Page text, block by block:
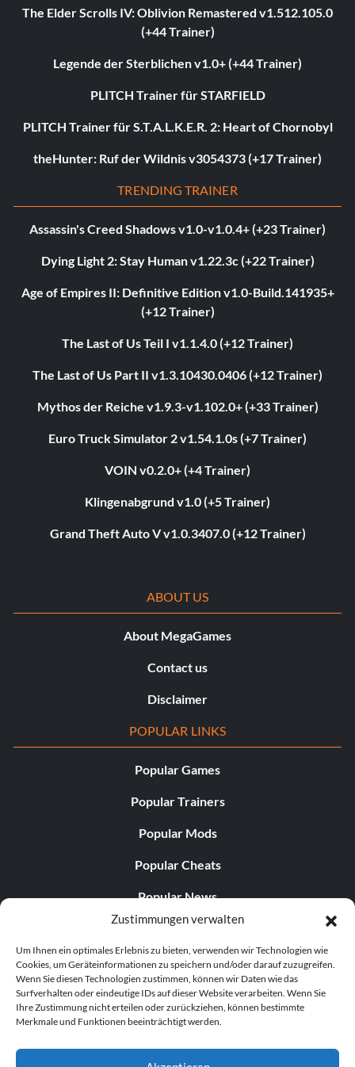
Zustimmungen verwalten
Um Ihnen ein optimales Erlebnis zu bieten, verwenden wir Technologien wie
Cookies, um Geräteinformationen zu speichern und/oder darauf zuzugreifen.
Wenn Sie diesen Technologien zustimmen, können wir Daten wie das
Surfverhalten oder eindeutige IDs auf dieser Website verarbeiten. Wenn Sie
Ihre Zustimmung nicht erteilen oder zurückziehen, können bestimmte
Merkmale und Funktionen beeinträchtigt werden.
The Elder Scrolls IV: Oblivion Remastered v1.512.105.0
(+44 Trainer)
Legende der Sterblichen v1.0+ (+44 Trainer)
PLITCH Trainer für STARFIELD
PLITCH Trainer für S.T.A.L.K.E.R. 2: Heart of Chornobyl
theHunter: Ruf der Wildnis v3054373 (+17 Trainer)
TRENDING TRAINER
Assassin's Creed Shadows v1.0-v1.0.4+ (+23 Trainer)
Dying Light 2: Stay Human v1.22.3c (+22 Trainer)
Age of Empires II: Definitive Edition v1.0-Build.141935+
(+12 Trainer)
The Last of Us Teil I v1.1.4.0 (+12 Trainer)
The Last of Us Part II v1.3.10430.0406 (+12 Trainer)
Mythos der Reiche v1.9.3-v1.102.0+ (+33 Trainer)
Euro Truck Simulator 2 v1.54.1.0s (+7 Trainer)
VOIN v0.2.0+ (+4 Trainer)
Klingenabgrund v1.0 (+5 Trainer)
Grand Theft Auto V v1.0.3407.0 (+12 Trainer)
ABOUT US
About MegaGames
Contact us
Disclaimer
POPULAR LINKS
Popular Games
Popular Trainers
Popular Mods
Popular Cheats
Popular News
Popular Editorials
Popular Free Games
LATEST UPDATES